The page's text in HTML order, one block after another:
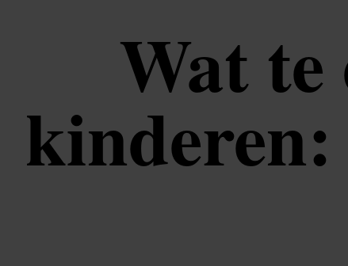
Wat
kinderen: